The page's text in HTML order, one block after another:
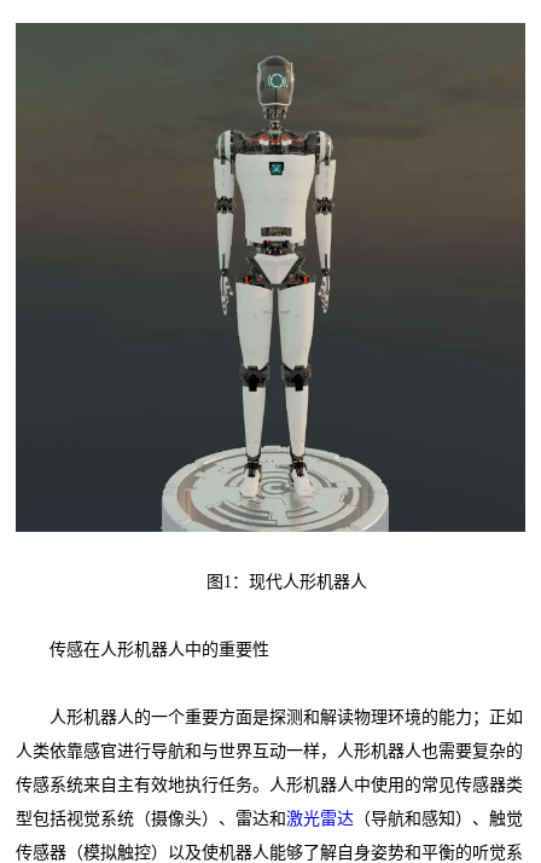
图1：现代人形机器人
传感在人形机器人中的重要性
人形机器人的一个重要方面是探测和解读物理环境的能力；正如
人类依靠感官进行导航和与世界互动一样，人形机器人也需要复杂的
传感系统来自主有效地执行任务。人形机器人中使用的常见传感器类
型包括视觉系统（摄像头）、雷达和激光雷达 （导航和感知）、触觉
传感器（模拟触控）以及使机器人能够了解自身姿势和平衡的听觉系